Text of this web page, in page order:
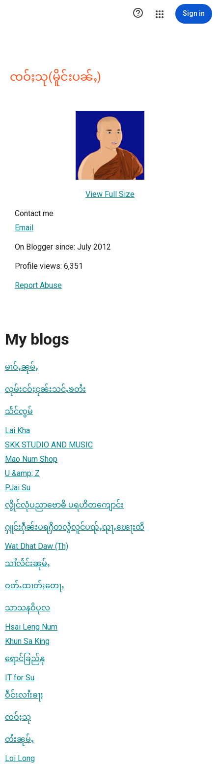
 Sign in
ၸဝ်ႈသု(မိူင်းပၼ်ႇ)
View Full Size
Contact me
Email
On Blogger since: July 2012
Profile views: 6,351
Report Abuse
My blogs
မၢဝ်ႇၼုမ်ႇ
လုမ်းငဝ်ႈငုၼ်းသင်ႇၶတႆး
သႅင်ၸွမ်
Lai Kha
SKK STUDIO AND MUSIC
Mao Num Shop
U &amp; Z
PJai Su
လွိုင်လုံပညာဗောဓိ ပရဟိတကျောင်း
ႁူင်းႁဵၼ်းပရႁိတလွႆလူင်ပၺ်ႇၺႃႇၽေႃးထိ
Wat Dhat Daw (Th)
သၢႆလႅင်းၼုမ်ႇ
ဝတ်ႉထၢတ်ႈတေႃႇ
သာသနဝိပုလ
Hsai Leng Num
Khun Sa King
ရောင်ခြည်နု
IT for Su
ဝဵင်းလၢႆးၶႃႈ
ၸဝ်ႈသု
တႆးၼုမ်ႇ
Loi Long